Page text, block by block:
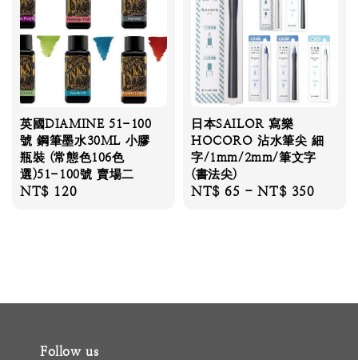
英國DIAMINE 51-100
號 鋼筆墨水30ML 小膠
瓶裝 (常態色106色
選)51-100號 賣場二
Regular
NT$ 120
日本SAILOR 寫樂
HOCORO 沾水筆尖 細
字/1mm/2mm/筆文字
(書法尖)
Regular
NT$ 65 -NT$ 350
Follow us